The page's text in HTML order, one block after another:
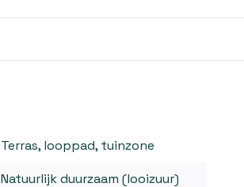
Terras, looppad, tuinzone
Natuurlijk duurzaam (looizuur)